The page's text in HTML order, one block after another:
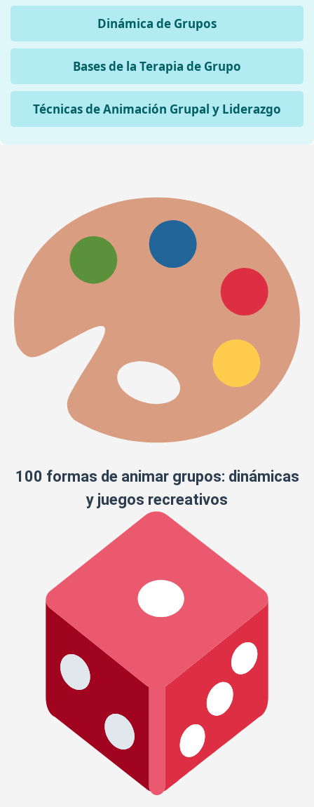
Dinámica de Grupos
Bases de la Terapia de Grupo
Técnicas de Animación Grupal y Liderazgo
100 formas de animar grupos: dinámicas
y juegos recreativos